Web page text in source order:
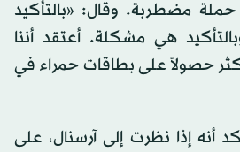
مضطربة. وقال: «بالتأكيد
هي مشكلة. أعتقد أننا
حصولاً على بطاقات حمراء في
أنه إذا نظرت إلى آرسنال، على